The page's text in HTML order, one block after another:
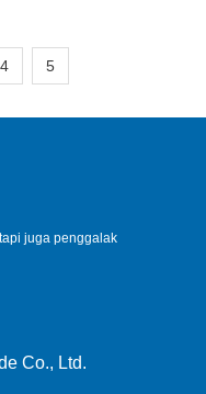
4 5
juga penggalak
Co., Ltd.